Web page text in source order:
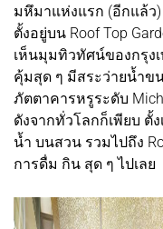
มหึมาแห่งแรก (อีกแล้ว)
ตั้งอยู่บน Roof Top
เห็นมุมทิวทัศน์ของกรุง
คุ้มสุด ๆ มีสระว่ายน้ำข
ภัตตาคารหรูระดับ
ดังจากทั่วโลกก็เพียบ ตั้
น้ำ บนสวน รวมไปถึง
การดื่ม กิน สุด ๆ ไปเลย